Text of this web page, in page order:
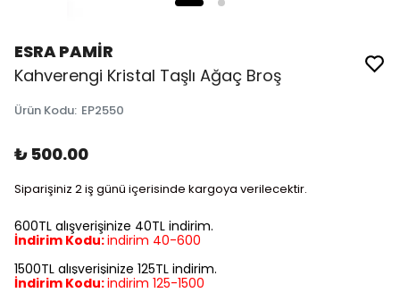
ESRA PAMİR
Kahverengi Kristal Taşlı Ağaç Broş
Ürün Kodu: EP2550
₺ 500.00
Siparişiniz 2 iş günü içerisinde kargoya verilecektir.
600TL alışverişinize 40TL indirim.
İndirim Kodu:indirim 40-600
1500TL alışverişinize 125TL indirim.
İndirim Kodu:indirim 125-1500